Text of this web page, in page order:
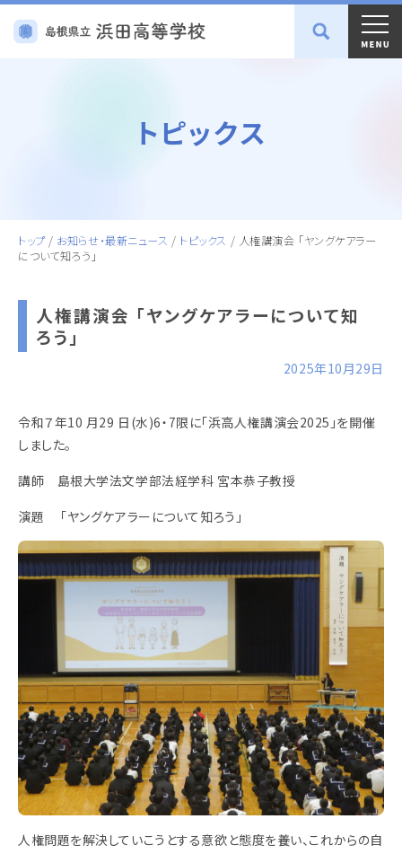
トピックス
トップ / お知らせ・最新ニュース / トピックス / 人権講演会 「ヤングケアラー
について知ろう」
人権講演会 「ヤングケアラーについて知
ろう」
2025年10月29日
令和７年10 月29 日(水)6・7限に「浜高人権講演会2025」を開催
しました。
講師 島根大学法文学部法経学科 宮本恭子教授
演題 「ヤングケアラーについて知ろう」
人権問題を解決していこうとする意欲と態度を養い、これからの自